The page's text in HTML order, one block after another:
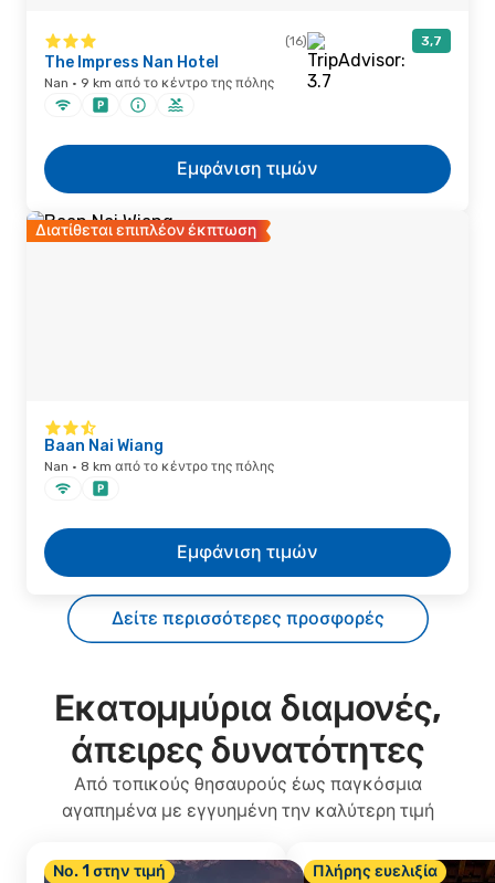
(16) 3,7
The Impress Nan Hotel
Nan · 9 km από το κέντρο της πόλης
Εμφάνιση τιμών
Διατίθεται επιπλέον έκπτωση
Baan Nai Wiang
Nan · 8 km από το κέντρο της πόλης
Εμφάνιση τιμών
Δείτε περισσότερες προσφορές
Εκατομμύρια διαμονές,
άπειρες δυνατότητες
Από τοπικούς θησαυρούς έως παγκόσμια
αγαπημένα με εγγυημένη την καλύτερη τιμή
Νο. 1 στην τιμή Πλήρης ευελιξία